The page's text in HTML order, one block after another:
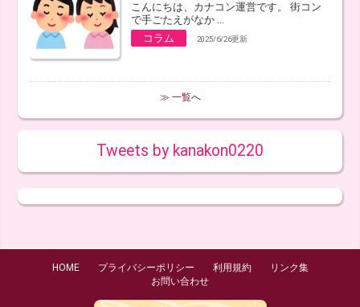
こんにちは、カナコン運営です。 街コン
で手ごたえがなか ...
コラム
2025/6/26更新
≫ 一覧へ
Tweets by kanakon0220
HOME プライバシーポリシー 利用規約
リンク集
お問い合わせ